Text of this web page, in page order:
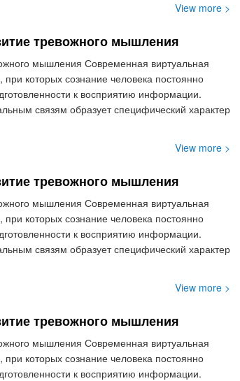
View more >
тревожного мышления
мышления Современная виртуальная
при которых сознание человека постоянно
к восприятию информации.
связям образует специфический характер
View more >
тревожного мышления
мышления Современная виртуальная
при которых сознание человека постоянно
к восприятию информации.
связям образует специфический характер
View more >
тревожного мышления
мышления Современная виртуальная
при которых сознание человека постоянно
к восприятию информации.